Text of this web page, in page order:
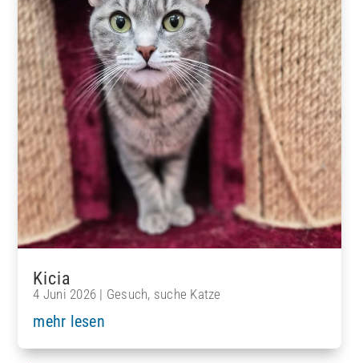
Kicia
4 Juni 2026 | Gesuch, suche Katze
mehr lesen